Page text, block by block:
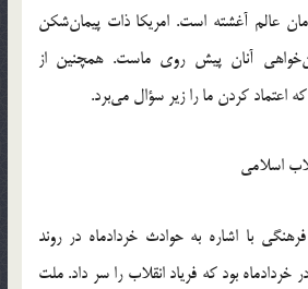
عالم آغشته است. امریکا ذات پیمان‌شکن
آنان پیش روی ماست. همچنین از
اعتماد کردن ما را زیر سؤال می‌برد.
اسلامی
با اشاره به حوادث خردادماه در روند
خردادماه بود که فریاد انقلاب را سر داد. ملت